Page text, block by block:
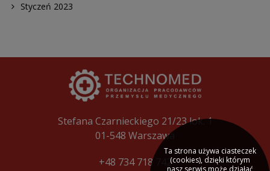
Styczeń 2023
Stefana Czarnieckiego 21/23 lok. 1
01-548 Warszawa
+48 734 718 742
Ta strona używa ciasteczek
(cookies), dzięki którym
nasz serwis może działać